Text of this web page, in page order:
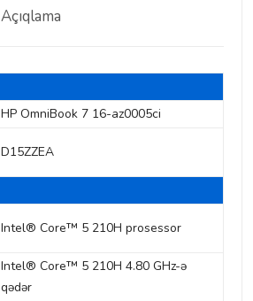
Açıqlama
HP OmniBook 7 16-az0005ci
D15ZZEA
Intel® Core™ 5 210H prosessor
Intel® Core™ 5 210H 4.80 GHz-ə
qədər